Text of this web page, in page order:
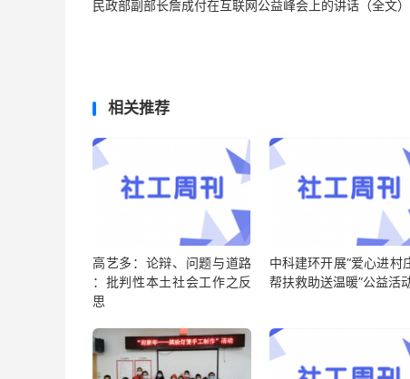
民政部副部长詹成付在互联网公益峰会上的讲话（全文）
相关推荐
高艺多：论辩、问题与道路
：批判性本土社会工作之反
思
中科建环开展“爱心进村
帮扶救助送温暖”公益活